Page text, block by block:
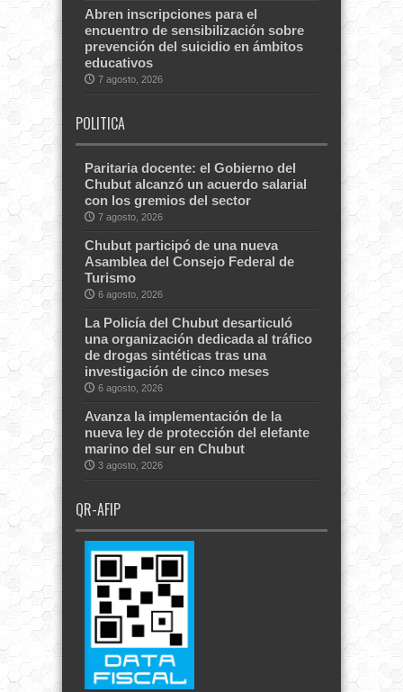
Abren inscripciones para el
encuentro de sensibilización sobre
prevención del suicidio en ámbitos
educativos
7 agosto, 2026
POLITICA
Paritaria docente: el Gobierno del
Chubut alcanzó un acuerdo salarial
con los gremios del sector
7 agosto, 2026
Chubut participó de una nueva
Asamblea del Consejo Federal de
Turismo
6 agosto, 2026
La Policía del Chubut desarticuló
una organización dedicada al tráfico
de drogas sintéticas tras una
investigación de cinco meses
6 agosto, 2026
Avanza la implementación de la
nueva ley de protección del elefante
marino del sur en Chubut
3 agosto, 2026
QR-AFIP